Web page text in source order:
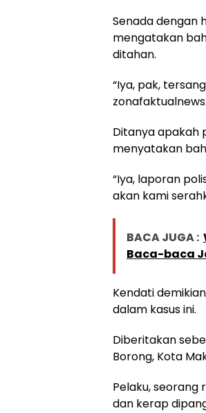
Senada dengan
mengatakan
ditahan.
“Iya, pak,
Ditanya apakah
menyatakan
“Iya, laporan
akan kami
BACA JUGA :
Baca-baca
Kendati
dalam kasus ini.
Diberitakan
Borong, Kota
Pelaku, seorang
dan kerap